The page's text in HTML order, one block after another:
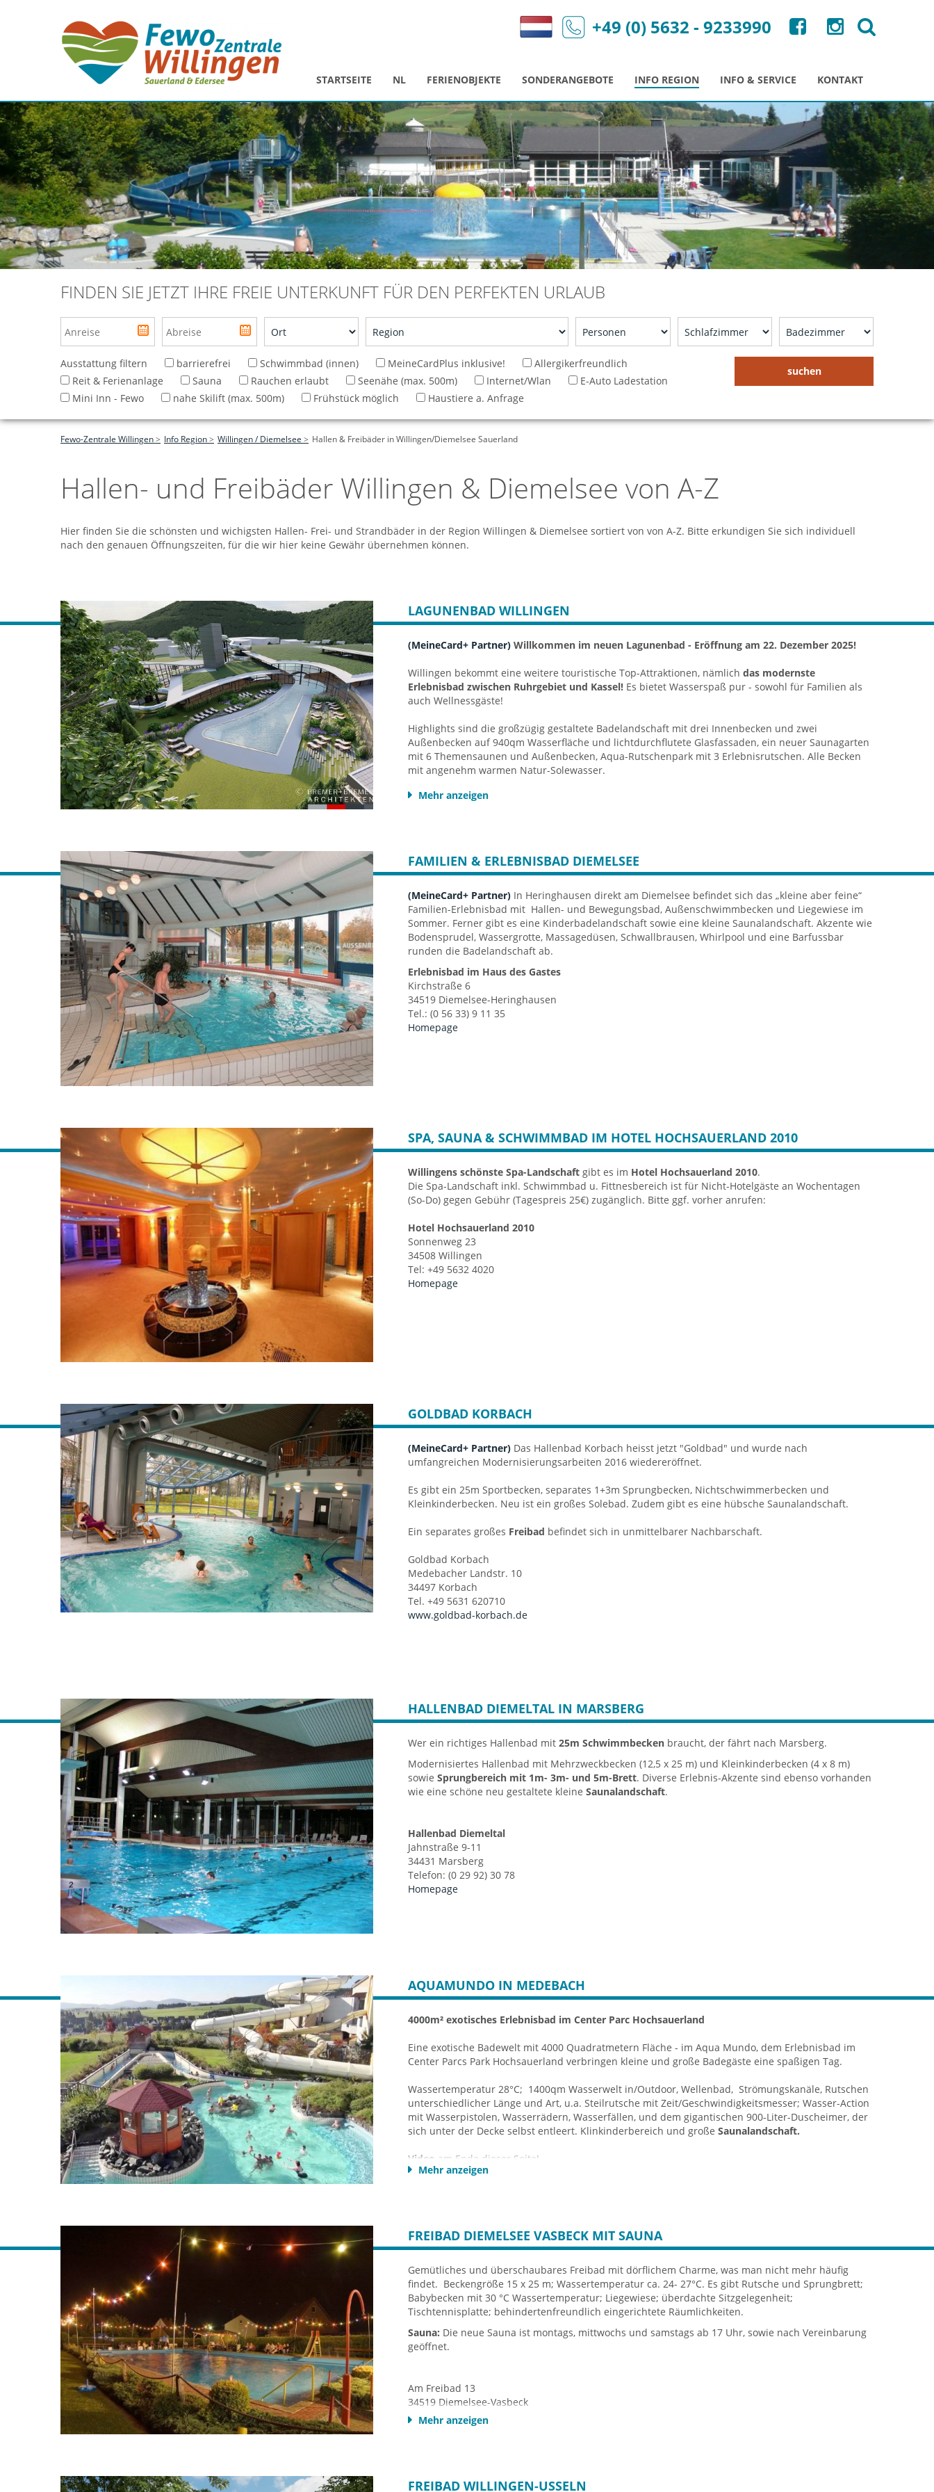
STARTSEITE NL FERIENOBJEKTE SONDERANGEBOTE INFO REGION INFO & SERVICE KONTAKT
+49 (0) 5632 - 9233990
FINDEN SIE JETZT IHRE FREIE UNTERKUNFT FÜR DEN PERFEKTEN URLAUB
Ausstattung filtern barrierefrei Schwimmbad (innen) MeineCardPlus inklusive!
Allergikerfreundlich
Reit & Ferienanlage
Sauna Rauchen erlaubt Seenähe (max. 500m) Internet/Wlan
E-Auto Ladestation
Mini Inn - Fewo
nahe Skilift (max. 500m) Frühstück möglich Haustiere a. Anfrage
Fewo-Zentrale Willingen Info Region Willingen / Diemelsee Hallen & Freibäder in Willingen/Diemelsee Sauerland
Hallen- und Freibäder Willingen & Diemelsee von A-Z
Hier finden Sie die schönsten und wichigsten Hallen- Frei- und Strandbäder in der Region Willingen & Diemelsee sortiert von von A-Z. Bitte erkundigen Sie sich individuell
nach den genauen Öffnungszeiten, für die wir hier keine Gewähr übernehmen können.
LAGUNENBAD WILLINGEN
(MeineCard+ Partner) Willkommen im neuen Lagunenbad - Eröffnung am 22. Dezember 2025!
Willingen bekommt eine weitere touristische Top-Attraktionen, nämlich das modernste
Erlebnisbad zwischen Ruhrgebiet und Kassel! Es bietet Wasserspaß pur - sowohl für Familien als
auch Wellnessgäste!
Highlights sind die großzügig gestaltete Badelandschaft mit drei Innenbecken und zwei
Außenbecken auf 940qm Wasserfläche und lichtdurchflutete Glasfassaden, ein neuer Saunagarten
mit 6 Themensaunen und Außenbecken, Aqua-Rutschenpark mit 3 Erlebnisrutschen. Alle Becken
mit angenehm warmen Natur-Solewasser.
Der Badebereich im Detail:
Blick in die Badehalle
Aqua-Rutschenpark mit 3 Erlebnisrutschen
Ruheräume und Ruhezonen sowohl im Innen- und Außenbereich mit großzügiger Liegewiese
rund um das Außenbecken.
separates Kinderbecken (ohne Sole) mit Schiffchenkanal, Kinderrutsche und seichtem
Wellenbad.
Wassergymnastik und Schwimmkurse
Gastronomie für Badegäste und Passanten
Sauna & Wellnessbereich
Neu angelegter Saunagarten mit sechs Themen-Saunen u. a. mit Wald-Ambiente und
Panoramafenstern, Sanarium, Textilsauna, Infrarot-Wärmekabinen, Dampfbad,
Erlebnisduschen zur Herz-/Kreislauf-Aktivierung
Lagunen-Erlebnisbad Willingen
Am Hagen 9-10
34508 Willingen
Telefon: 05632 - 969430
Homepage
Mehr anzeigen
FAMILIEN & ERLEBNISBAD DIEMELSEE
(MeineCard+ Partner) In Heringhausen direkt am Diemelsee befindet sich das „kleine aber feine“
Familien-Erlebnisbad mit Hallen- und Bewegungsbad, Außenschwimmbecken und Liegewiese im
Sommer. Ferner gibt es eine Kinderbadelandschaft sowie eine kleine Saunalandschaft. Akzente wie
Bodensprudel, Wassergrotte, Massagedüsen, Schwallbrausen, Whirlpool und eine Barfussbar
runden die Badelandschaft ab.
Erlebnisbad im Haus des Gastes
Kirchstraße 6
34519 Diemelsee-Heringhausen
Tel.: (0 56 33) 9 11 35
Homepage
SPA, SAUNA & SCHWIMMBAD IM HOTEL HOCHSAUERLAND 2010
Willingens schönste Spa-Landschaft gibt es im Hotel Hochsauerland 2010.
Die Spa-Landschaft inkl. Schwimmbad u. Fittnesbereich ist für Nicht-Hotelgäste an Wochentagen
(So-Do) gegen Gebühr (Tagespreis 25€) zugänglich. Bitte ggf. vorher anrufen:
Hotel Hochsauerland 2010
Sonnenweg 23
34508 Willingen
Tel: +49 5632 4020
Homepage
GOLDBAD KORBACH
(MeineCard+ Partner) Das Hallenbad Korbach heisst jetzt "Goldbad" und wurde nach
umfangreichen Modernisierungsarbeiten 2016 wiedereröffnet.
Es gibt ein 25m Sportbecken, separates 1+3m Sprungbecken, Nichtschwimmerbecken und
Kleinkinderbecken. Neu ist ein großes Solebad. Zudem gibt es eine hübsche Saunalandschaft.
Ein separates großes Freibad befindet sich in unmittelbarer Nachbarschaft.
Goldbad Korbach
Medebacher Landstr. 10
34497 Korbach
Tel. +49 5631 620710
www.goldbad-korbach.de
HALLENBAD DIEMELTAL IN MARSBERG
Wer ein richtiges Hallenbad mit 25m Schwimmbecken braucht, der fährt nach Marsberg.
Modernisiertes Hallenbad mit Mehrzweckbecken (12,5 x 25 m) und Kleinkinderbecken (4 x 8 m)
sowie Sprungbereich mit 1m- 3m- und 5m-Brett. Diverse Erlebnis-Akzente sind ebenso vorhanden
wie eine schöne neu gestaltete kleine Saunalandschaft.
Hallenbad Diemeltal
Jahnstraße 9-11
34431 Marsberg
Telefon: (0 29 92) 30 78
Homepage
AQUAMUNDO IN MEDEBACH
4000m² exotisches Erlebnisbad im Center Parc Hochsauerland
Eine exotische Badewelt mit 4000 Quadratmetern Fläche - im Aqua Mundo, dem Erlebnisbad im
Center Parcs Park Hochsauerland verbringen kleine und große Badegäste eine spaßigen Tag.
Wassertemperatur 28°C; 1400qm Wasserwelt in/Outdoor, Wellenbad, Strömungskanäle, Rutschen
unterschiedlicher Länge und Art, u.a. Steilrutsche mit Zeit/Geschwindigkeitsmesser; Wasser-Action
mit Wasserpistolen, Wasserrädern, Wasserfällen, und dem gigantischen 900-Liter-Duscheimer, der
sich unter der Decke selbst entleert. Klinkinderbereich und große Saunalandschaft.
Video am Ende dieser Seite!
Homepage
Mehr anzeigen
FREIBAD DIEMELSEE VASBECK MIT SAUNA
Gemütliches und überschaubares Freibad mit dörflichem Charme, was man nicht mehr häufig
findet. Beckengröße 15 x 25 m; Wassertemperatur ca. 24- 27°C. Es gibt Rutsche und Sprungbrett;
Babybecken mit 30 °C Wassertemperatur; Liegewiese; überdachte Sitzgelegenheit;
Tischtennisplatte; behindertenfreundlich eingerichtete Räumlichkeiten.
Sauna: Die neue Sauna ist montags, mittwochs und samstags ab 17 Uhr, sowie nach Vereinbarung
geöffnet.
Am Freibad 13
34519 Diemelsee-Vasbeck
Tel 02993-1282
www.freibad-vasbeck.de
Samstag und Sonntag: 11.00 Uhr bis 19.00 Uhr
Mehr anzeigen
FREIBAD WILLINGEN-USSELN